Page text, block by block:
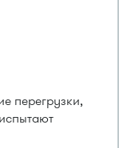
перегрузки,